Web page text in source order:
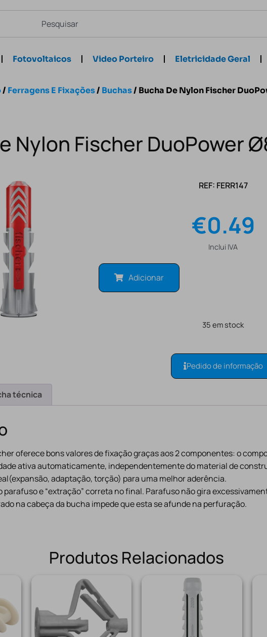
Fotovoltaicos Video Porteiro Eletricidade Geral
/ Ferragens E Fixações/ Buchas/ Bucha De Nylon Fischer
Nylon Fischer DuoPower
REF: FERR147
€0.49
Inclui IVA
Adicionar
35 em stock
Pedido de informação
técnica
oferece bons valores de fixação graças aos 2 componentes: o
ativa automaticamente, independentemente do material de
adaptação, torção) para uma melhor aderência.
parafuso e “extração” correta no final. Parafuso não gira
na cabeça da bucha impede que esta se afunde na perfuração.
Produtos Relacionados